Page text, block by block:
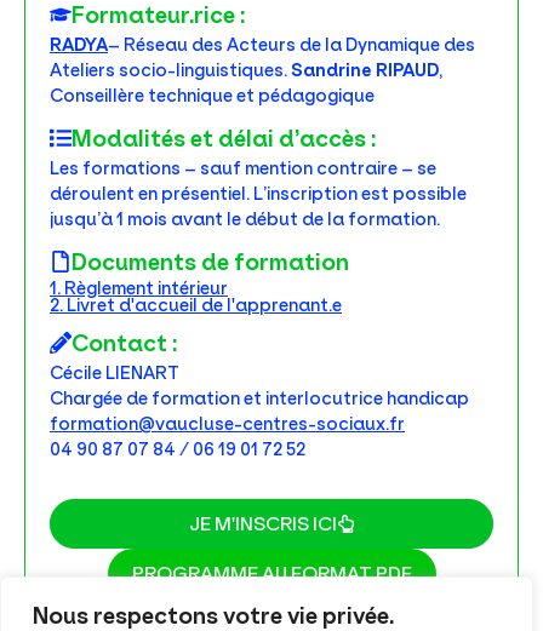
Nous respectons votre vie privée.
Formateur.rice :
RADYA– Réseau des Acteurs de la Dynamique des
Ateliers socio-linguistiques. Sandrine RIPAUD,
Conseillère technique et pédagogique
Modalités et délai d’accès :
Les formations – sauf mention contraire – se
déroulent en présentiel. L’inscription est possible
jusqu’à 1 mois avant le début de la formation.
Documents de formation
1. Règlement intérieur
2. Livret d'accueil de l'apprenant.e
Contact :
Cécile LIENART
Chargée de formation et interlocutrice handicap
formation@vaucluse-centres-sociaux.fr
04 90 87 07 84 / 06 19 01 72 52
JE M'INSCRIS ICI
PROGRAMME AU FORMAT PDF